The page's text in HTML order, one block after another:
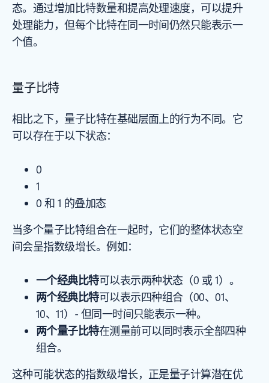
态。通过增加比特数量和提高处理速度，可以提升
处理能力，但每个比特在同一时间仍然只能表示一
个值。
量子比特
相比之下，量子比特在基础层面上的行为不同。它
可以存在于以下状态：
0
1
0 和 1 的叠加态
当多个量子比特组合在一起时，它们的整体状态空
间会呈指数级增长。例如：
一个经典比特可以表示两种状态（0 或 1）。
两个经典比特可以表示四种组合（00、01、
10、11）- 但同一时间只能表示一种。
两个量子比特在测量前可以同时表示全部四种
组合。
这种可能状态的指数级增长，正是量子计算潜在优